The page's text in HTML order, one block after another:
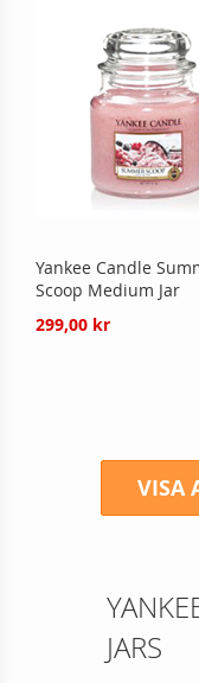
Yankee Candle
Scoop Medium Jar
299,00 kr
VISA
JARS